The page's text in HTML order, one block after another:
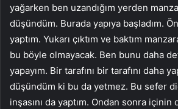
yağarken ben uzandığım yerden
düşündüm. Burada yapıya başladım.
yaptım. Yukarı çıktım ve baktım
bu böyle olmayacak. Ben bunu daha
yapayım. Bir tarafını bir tarafını daha
düşündüm ki bu da yetmez. Bu sefer
inşasını da yaptım. Ondan sonra içinin